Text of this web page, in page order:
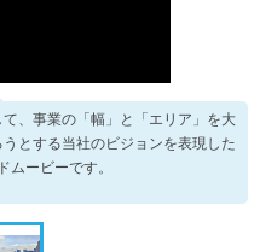
、事業の「幅」と「エリア」を大
とする当社のビジョンを表現した
ムービーです。